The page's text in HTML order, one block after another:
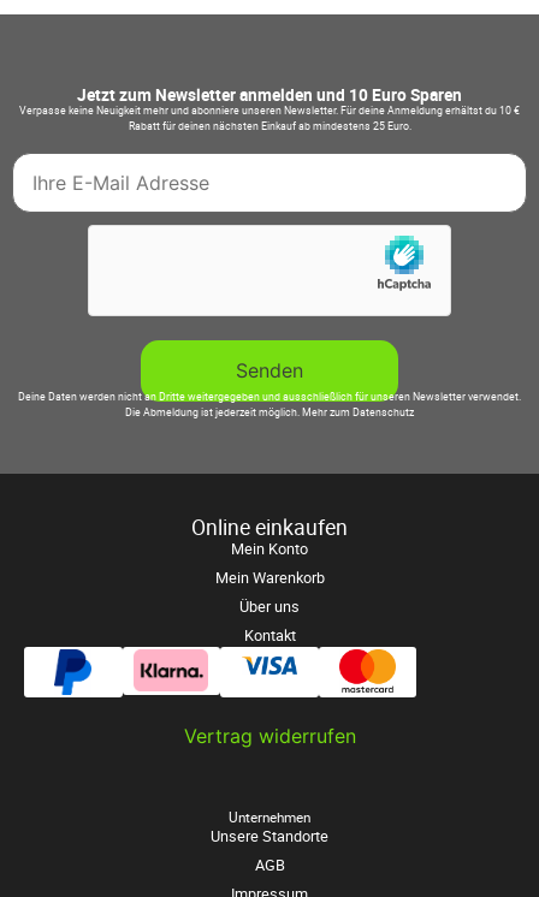
Jetzt zum Newsletter anmelden und 10 Euro Sparen
Verpasse keine Neuigkeit mehr und abonniere unseren Newsletter. Für deine Anmeldung erhältst du 10 €
Rabatt für deinen nächsten Einkauf ab mindestens 25 Euro.
Deine Daten werden nicht an Dritte weitergegeben und ausschließlich für unseren Newsletter verwendet.
Die Abmeldung ist jederzeit möglich.Mehr zum Datenschutz
Online einkaufen
Mein Konto
Mein Warenkorb
Über uns
Kontakt
Vertrag widerrufen
Unternehmen
Unsere Standorte
AGB